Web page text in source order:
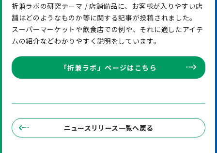
折兼ラボの研究テーマ / 店舗備品に、お客様が入りやすい店
舗はどのようなものか等に関する記事が投稿されました。
スーパーマーケットや飲食店での例や、それに適したアイテ
ムの紹介などわかりやすく説明をしています。
「折兼ラボ」ページはこちら
ニュースリリース一覧へ戻る